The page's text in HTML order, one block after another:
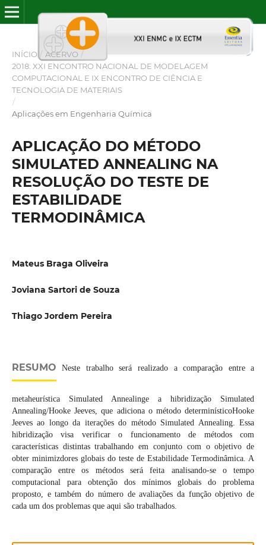
INÍCIO / ACERVO /
2018: XXI ENCONTRO NACIONAL DE MODELAGEM
COMPUTACIONAL E IX ENCONTRO DE CIÊNCIA E
TECNOLOGIA DE MATERIAIS
/
Aplicações em Engenharia Química
APLICAÇÃO DO MÉTODO
SIMULATED ANNEALING NA
RESOLUÇÃO DO TESTE DE
ESTABILIDADE
TERMODINÂMICA
Mateus Braga Oliveira
Joviana Sartori de Souza
Thiago Jordem Pereira
RESUMO Neste trabalho será realizado a comparação entre a
metaheurística Simulated Annealinge a hibridização Simulated
Annealing/Hooke Jeeves, que adiciona o método determinísticoHooke
Jeeves ao longo da iterações do método Simulated Annealing. Essa
hibridização visa verificar o funcionamento de métodos com
características distintas trabalhando em conjunto com o objetivo de
obter minimizdores globais do teste de Estabilidade Termodinâmica. A
comparação entre os métodos será feita analisando-se o tempo
computacional para obtenção dos mínimos globais do problema
proposto, e também do número de avaliações da função objetivo de
cada um dos problemas que aqui são trabalhados.